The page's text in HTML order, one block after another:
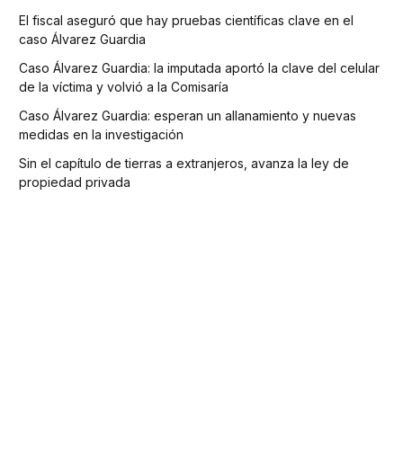
El fiscal aseguró que hay pruebas científicas clave en el
caso Álvarez Guardia
Caso Álvarez Guardia: la imputada aportó la clave del celular
de la víctima y volvió a la Comisaría
Caso Álvarez Guardia: esperan un allanamiento y nuevas
medidas en la investigación
Sin el capítulo de tierras a extranjeros, avanza la ley de
propiedad privada